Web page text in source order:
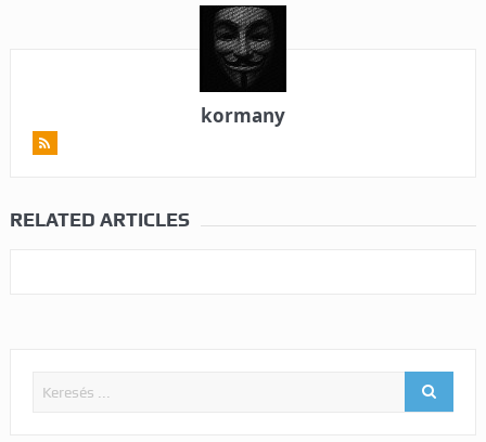
kormany
RELATED ARTICLES